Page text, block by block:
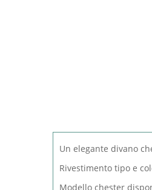
Un elegante divano
Rivestimento tipo e
Modello chester